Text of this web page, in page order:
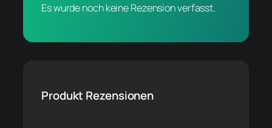
Es wurde noch keine Rezension verfasst.
Produkt Rezensionen